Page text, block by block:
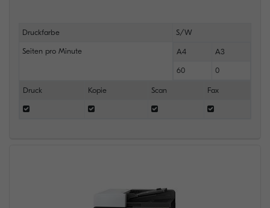
Druckfarbe S/W
Seiten pro Minute A4 A3
60 0
Druck Kopie Scan Fax